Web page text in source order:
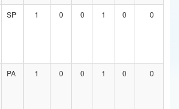
SP 1 0 0 1 0 0
PA 1 0 0 1 0 0